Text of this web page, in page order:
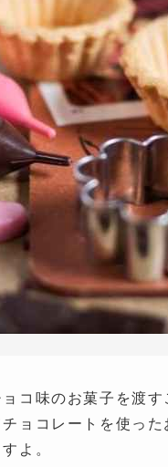
コ味のお菓子を渡
ョコレートを使っ
よ。